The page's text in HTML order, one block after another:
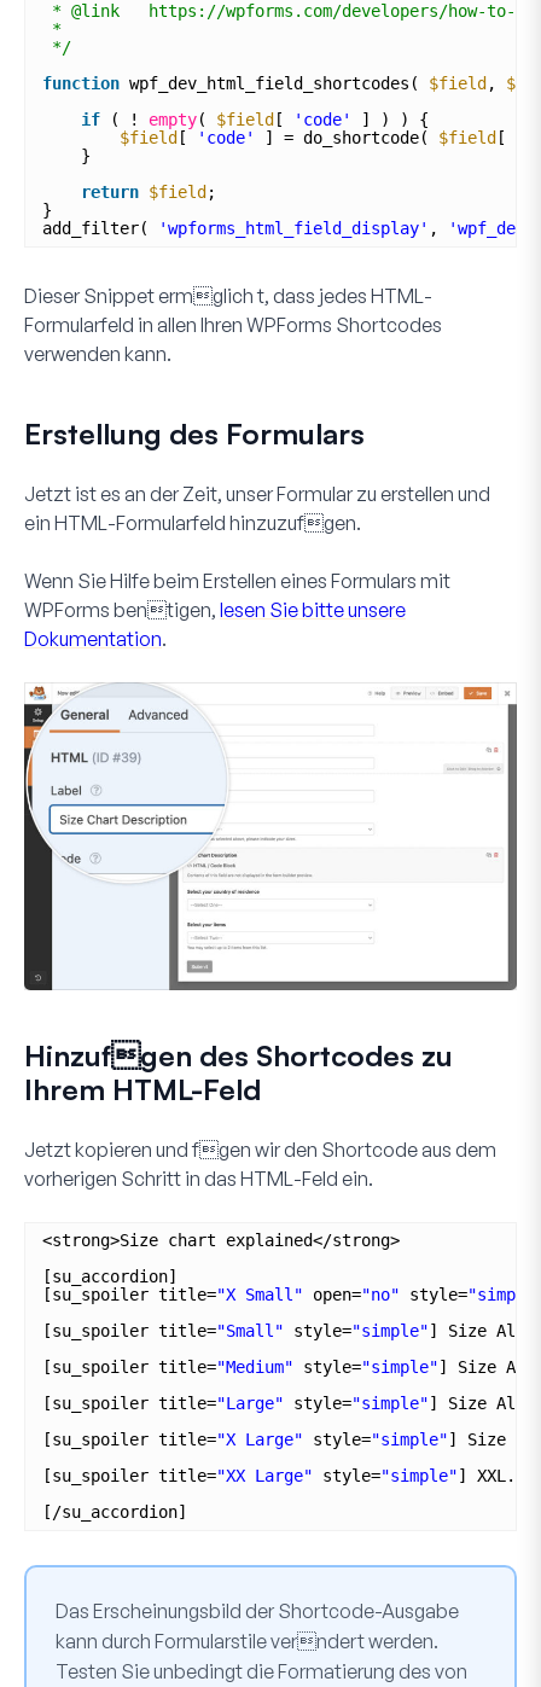
* @link   https://wpforms.com/developers/how-
*
*/
function wpf_dev_html_field_shortcodes( $field,
if
( ! empty( $field[ 'code'
] ) ) {
$field[ 'code' ] = do_shortcode( $field[
}
return $field;
}
add_filter(
'wpforms_html_field_display' ,
Dieser Snippet ermglich t, dass jedes HTML -
Formularfeld in allen Ihren WPForms Shortcodes
verwenden kann.
Erstellung des Formulars
Jetzt ist es an der Zeit, unser Formular zu erstellen und
ein HTML -Formularfeld hinzuzufgen.
Wenn Sie Hilfe beim Erstellen eines Formulars mit
WPForms bentigen, lesen Sie bitte unsere
Dokumentation.
Hinzufgen des Shortcodes zu
Ihrem HTML-Feld
Jetzt kopieren und fgen wir den Shortcode aus dem
vorherigen Schritt in das HTML -Feld ein.
<strong>Size chart explained</strong>
[su_accordion]
[su_spoiler title="X Small" open="no" style=
[su_spoiler title="Small" style="simple"] Size
[su_spoiler title="Medium" style="simple"] Size
[su_spoiler title="Large" style="simple"] Size
[su_spoiler title="X Large" style="simple"] Size
[su_spoiler title="XX Large" style="simple"] XXL.
[/su_accordion]
Das Erscheinungsbild der Shortcode-Ausgabe
kann durch Formularstile verndert werden.
Testen Sie unbedingt die Formatierung des von